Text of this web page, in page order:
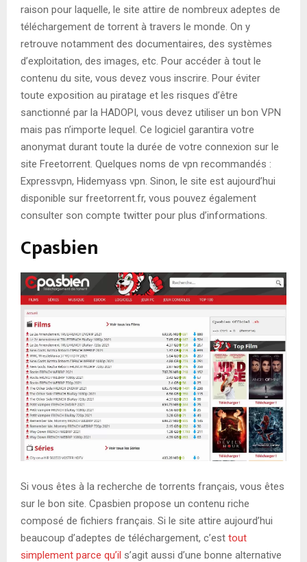
raison pour laquelle, le site attire de nombreux adeptes de
téléchargement de torrent à travers le monde. On y
retrouve notamment des documentaires, des systèmes
d’exploitation, des images, etc. Pour accéder à tout le
contenu du site, vous devez vous inscrire. Pour éviter
toute exposition au piratage et les risques d’être
sanctionné par la HADOPI, vous devez utiliser un bon VPN
mais pas n’importe lequel. Ce logiciel garantira votre
anonymat durant toute la durée de votre connexion sur le
site Freetorrent. Quelques noms de vpn recommandés :
Expressvpn, Hidemyass vpn. Sinon, le site est aujourd’hui
disponible sur freetorrent.fr, vous pouvez également
consulter son compte twitter pour plus d’informations.
Cpasbien
Si vous êtes à la recherche de torrents français, vous êtes
sur le bon site. Cpasbien propose un contenu riche
composé de fichiers français. Si le site attire aujourd’hui
beaucoup d’adeptes de téléchargement, c’est tout
simplement parce qu’il s’agit aussi d’une bonne alternative